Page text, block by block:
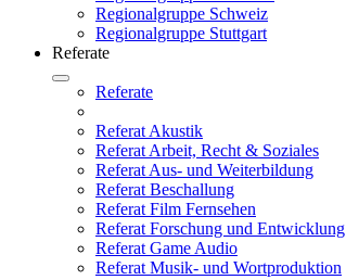
Regionalgruppe Schweiz
Regionalgruppe Stuttgart
Referate
Referate
Referat Akustik
Referat Arbeit, Recht & Soziales
Referat Aus- und Weiterbildung
Referat Beschallung
Referat Film Fernsehen
Referat Forschung und Entwicklung
Referat Game Audio
Referat Musik- und Wortproduktion